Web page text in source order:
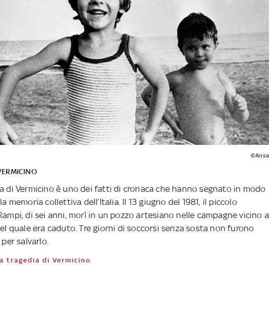
©Ansa
di Vermicino è uno dei fatti di cronaca che hanno segnato in modo
memoria collettiva dell’Italia. Il 13 giugno del 1981, il piccolo
di sei anni, morì in un pozzo artesiano nelle campagne vicino a
quale era caduto. Tre giorni di soccorsi senza sosta non furono
salvarlo.
tragedia di Vermicino